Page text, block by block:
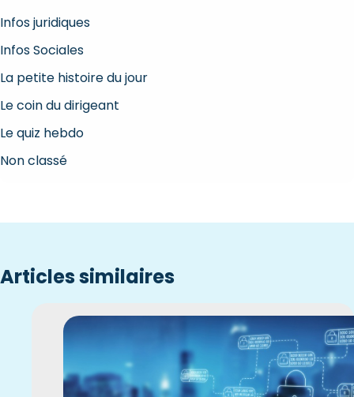
Infos juridiques
Infos Sociales
La petite histoire du jour
Le coin du dirigeant
Le quiz hebdo
Non classé
Articles similaires